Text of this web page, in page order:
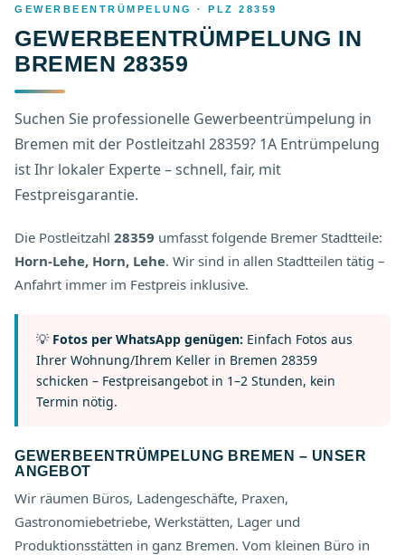
GEWERBEENTRÜMPELUNG · PLZ 28359
GEWERBEENTRÜMPELUNG IN
BREMEN 28359
Suchen Sie professionelle Gewerbeentrümpelung in
Bremen mit der Postleitzahl 28359? 1A Entrümpelung
ist Ihr lokaler Experte – schnell, fair, mit
Festpreisgarantie.
Die Postleitzahl 28359 umfasst folgende Bremer Stadtteile:
Horn-Lehe, Horn, Lehe. Wir sind in allen Stadtteilen tätig –
Anfahrt immer im Festpreis inklusive.
💡 Fotos per WhatsApp genügen: Einfach Fotos aus
Ihrer Wohnung/Ihrem Keller in Bremen 28359
schicken – Festpreisangebot in 1–2 Stunden, kein
Termin nötig.
GEWERBEENTRÜMPELUNG BREMEN – UNSER
ANGEBOT
Wir räumen Büros, Ladengeschäfte, Praxen,
Gastronomiebetriebe, Werkstätten, Lager und
Produktionsstätten in ganz Bremen. Vom kleinen Büro in